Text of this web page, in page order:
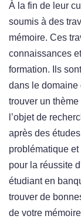
À la fin de leur
soumis à des
mémoire. Ces
connaissances
formation. Ils
dans le domaine
trouver un
l’objet de
après des
problématique et
pour la réussite
étudiant en
trouver de
de votre